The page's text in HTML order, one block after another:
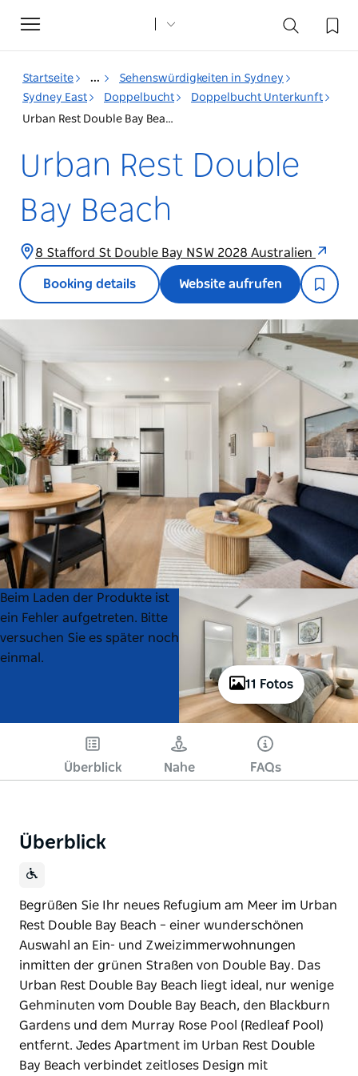
Toggle
navigation
Startseite ...
Sehenswürdigkeiten in Sydney
Sydney East
Doppelbucht
Doppelbucht Unterkunft
Urban Rest Double Bay Beach
Urban Rest Double
Bay Beach
8 Stafford St Double Bay NSW 2028 Australien
Booking details Website aufrufen
11 Fotos
Product
List
Product
List
Beim Laden der Produkte ist
ein Fehler aufgetreten. Bitte
versuchen Sie es später noch
einmal.
Überblick Nahe FAQs
Überblick
Begrüßen Sie Ihr neues Refugium am Meer im Urban
Rest Double Bay Beach – einer wunderschönen
Auswahl an Ein- und Zweizimmerwohnungen
inmitten der grünen Straßen von Double Bay. Das
Urban Rest Double Bay Beach liegt ideal, nur wenige
Gehminuten vom Double Bay Beach, den Blackburn
Gardens und dem Murray Rose Pool (Redleaf Pool)
entfernt. Jedes Apartment im Urban Rest Double
Bay Beach verbindet zeitloses Design mit